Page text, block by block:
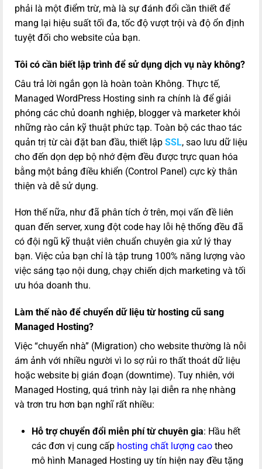
phải là một điểm trừ, mà là sự đánh đổi cần thiết để
mang lại hiệu suất tối đa, tốc độ vượt trội và độ ổn định
tuyệt đối cho website của bạn.
Tôi có cần biết lập trình để sử dụng dịch vụ này không?
Câu trả lời ngắn gọn là hoàn toàn Không. Thực tế,
Managed WordPress Hosting sinh ra chính là để giải
phóng các chủ doanh nghiệp, blogger và marketer khỏi
những rào cản kỹ thuật phức tạp. Toàn bộ các thao tác
quản trị từ cài đặt ban đầu, thiết lập SSL, sao lưu dữ liệu
cho đến dọn dẹp bộ nhớ đệm đều được trực quan hóa
bằng một bảng điều khiển (Control Panel) cực kỳ thân
thiện và dễ sử dụng.
Hơn thế nữa, như đã phân tích ở trên, mọi vấn đề liên
quan đến server, xung đột code hay lỗi hệ thống đều đã
có đội ngũ kỹ thuật viên chuẩn chuyên gia xử lý thay
bạn. Việc của bạn chỉ là tập trung 100% năng lượng vào
việc sáng tạo nội dung, chạy chiến dịch marketing và tối
ưu hóa doanh thu.
Làm thế nào để chuyển dữ liệu từ hosting cũ sang
Managed Hosting?
Việc “chuyển nhà” (Migration) cho website thường là nỗi
ám ảnh với nhiều người vì lo sợ rủi ro thất thoát dữ liệu
hoặc website bị gián đoạn (downtime). Tuy nhiên, với
Managed Hosting, quá trình này lại diễn ra nhẹ nhàng
và trơn tru hơn bạn nghĩ rất nhiều:
Hỗ trợ chuyển đổi miễn phí từ chuyên gia: Hầu hết
các đơn vị cung cấp hosting chất lượng cao theo
mô hình Managed Hosting uy tín hiện nay đều tặng